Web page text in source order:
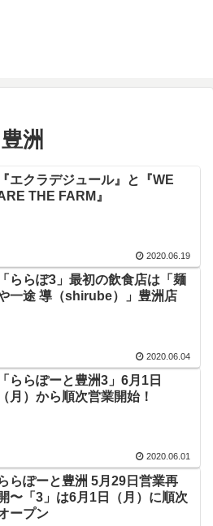
洲
『エクラデジュール』と『WE
THE FARM』
2020.06.19
「ららぽ3」最初の飲食店は「麺
一途 導（shirube）」豊洲店
2020.06.04
「ららぽーと豊洲3」6月1日
（月）から順次営業開始！
2020.06.01
らぽーと豊洲 5月29日営業再
〜「3」は6月1日（月）に順次
ープン